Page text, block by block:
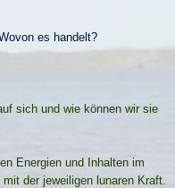
es handelt?
sich und wie können wir sie
Energien und Inhalten im
der jeweiligen lunaren Kraft.